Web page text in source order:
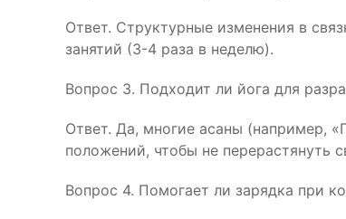
Ответ. Структурные изменения в
занятий (3-4 раза в неделю).
Вопрос 3. Подходит ли йога для
Ответ. Да, многие асаны (например,
положений, чтобы не перерастянуть
Вопрос 4. Помогает ли зарядка при